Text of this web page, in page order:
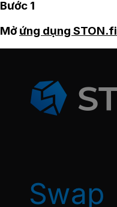
Bước 1
Mởứng dụng STON.fi